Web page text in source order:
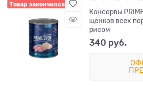
Товар закончился
Консервы
щенков всех
рисом
340 руб.